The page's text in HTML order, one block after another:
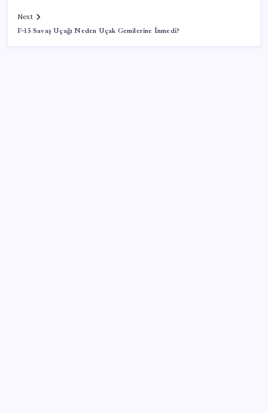
Next
F-15 Savaş Uçağı Neden Uçak Gemilerine İnmedi?